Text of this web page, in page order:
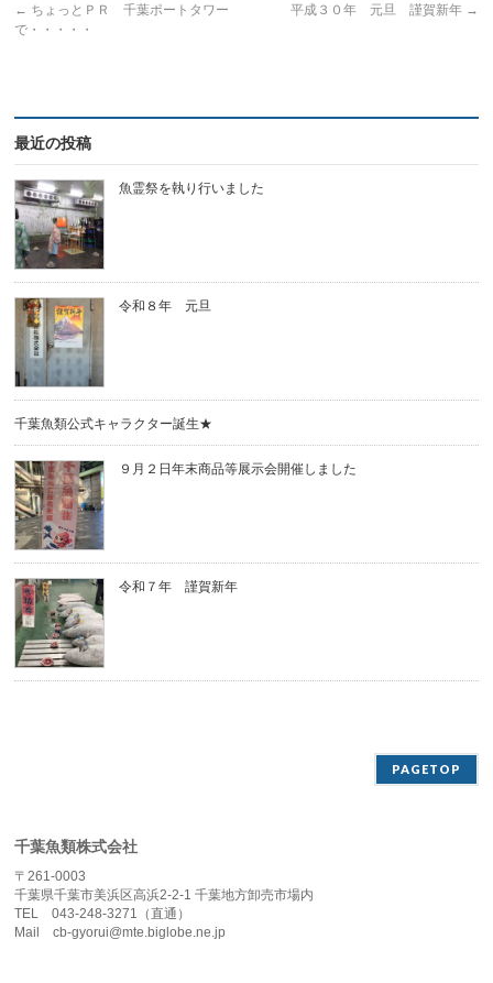
← ちょっとＰＲ 千葉ポートタワー
で・・・・・
平成３０年 元旦 謹賀新年 →
最近の投稿
魚霊祭を執り行いました
令和８年 元旦
千葉魚類公式キャラクター誕生★
９月２日年末商品等展示会開催しました
令和７年 謹賀新年
PAGETOP
千葉魚類株式会社
〒261-0003
千葉県千葉市美浜区高浜2-2-1 千葉地方卸売市場内
TEL 043-248-3271（直通）
Mail cb-gyorui@mte.biglobe.ne.jp